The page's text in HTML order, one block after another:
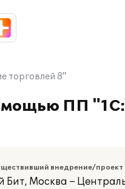
торговлей 8"
ПП
внедрение/проект
Бит, Москва –